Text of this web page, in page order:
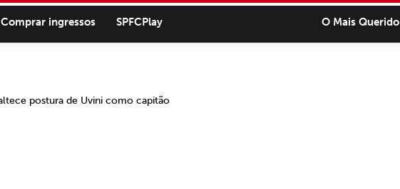
Comprar ingressos SPFCPlay O Mais Querido